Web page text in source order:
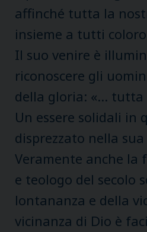
affinché tutta la
insieme a tutti
Il suo venire è
riconoscere gli
della gloria: «… tutta
Un essere solidali in
disprezzato nella
Veramente anche la
e teologo del secolo
lontananza e della
vicinanza di Dio è